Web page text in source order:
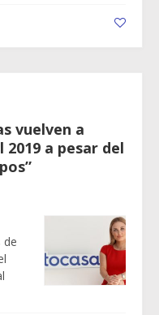
vuelven a
a pesar del
de